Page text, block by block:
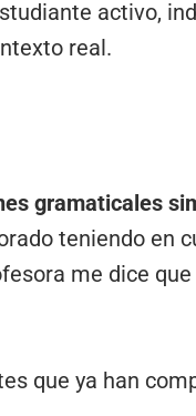
activo,
real.
gramaticales
teniendo en
me dice
que ya han